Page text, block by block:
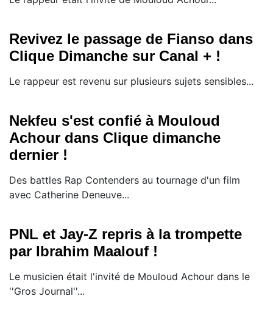
Revivez le passage de Fianso dans
Clique Dimanche sur Canal + !
Le rappeur est revenu sur plusieurs sujets sensibles...
Nekfeu s'est confié à Mouloud
Achour dans Clique dimanche
dernier !
Des battles Rap Contenders au tournage d'un film
avec Catherine Deneuve...
PNL et Jay-Z repris à la trompette
par Ibrahim Maalouf !
Le musicien était l'invité de Mouloud Achour dans le
''Gros Journal''...